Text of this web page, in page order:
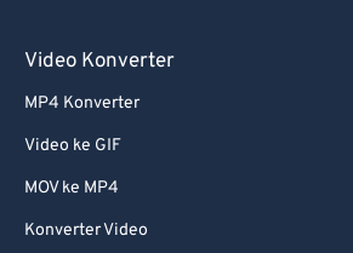
Video Konverter
MP4 Konverter
Video ke GIF
MOV ke MP4
Konverter Video